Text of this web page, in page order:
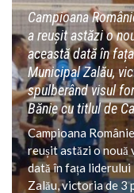
Campioana
a reușit astăzi o
această dată în
Municipal Zalău,
spulberând visul
Bănie cu titlul de
Campioana
reușit astăzi o nouă
dată în fața
Zalău, victoria de 3